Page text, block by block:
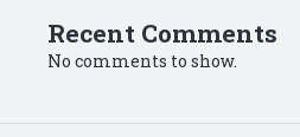
Recent Comments
No comments to show.